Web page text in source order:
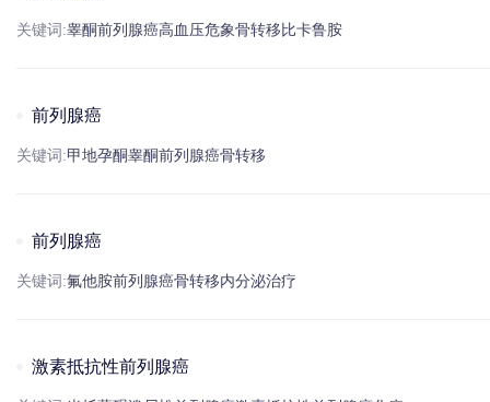
关键词:睾酮前列腺癌高血压危象骨转移 比卡鲁胺
前列腺癌
关键词:甲地孕酮睾酮前列腺癌骨转移
前列腺癌
关键词:氟他胺前列腺癌骨转移内分泌治疗
激素抵抗性前列腺癌